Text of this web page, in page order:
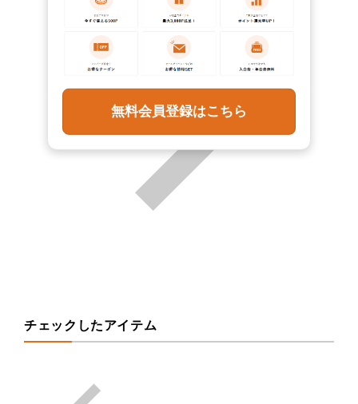
チェックしたアイテム
無料会員登録はこちら